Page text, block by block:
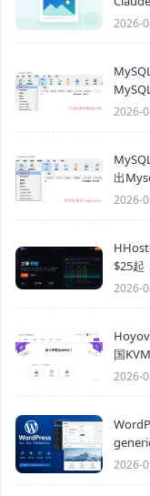
2026-
2026-
出
2026-
$25起
2026-
国
2026-
2026-